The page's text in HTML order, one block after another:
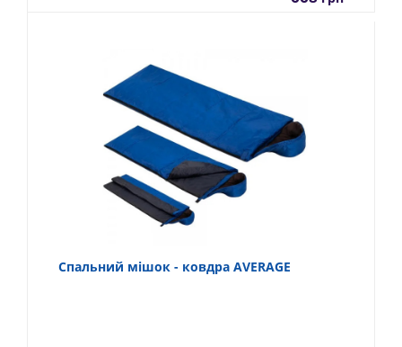
Спальний мішок - ковдра AVERAGE